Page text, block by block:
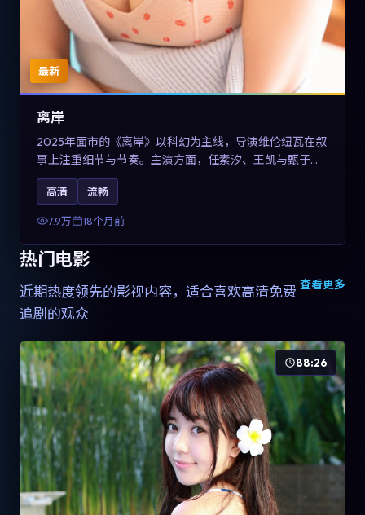
最新
离岸
2025年面市的《离岸》以科幻为主线，导演维伦纽瓦在叙
事上注重细节与节奏。主演方面，任素汐、王凯与甄子丹
的表演为角色增添层次。故事把东方美学与类型节奏做本
土化融合，可作为德国影视爱好者的高清观影选择。
高清 流畅
7.9万 18个月前
热门电影
近期热度领先的影视内容，适合喜欢高清免费
追剧的观众
查看更多
88:26